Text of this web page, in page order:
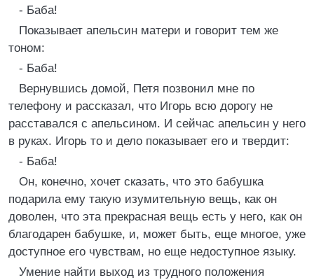
- Баба!
Показывает апельсин матери и говорит тем же
тоном:
- Баба!
Вернувшись домой, Петя позвонил мне по
телефону и рассказал, что Игорь всю дорогу не
расставался с апельсином. И сейчас апельсин у него
в руках. Игорь то и дело показывает его и твердит:
- Баба!
Он, конечно, хочет сказать, что это бабушка
подарила ему такую изумительную вещь, как он
доволен, что эта прекрасная вещь есть у него, как он
благодарен бабушке, и, может быть, еще многое, уже
доступное его чувствам, но еще недоступное языку.
Умение найти выход из трудного положения